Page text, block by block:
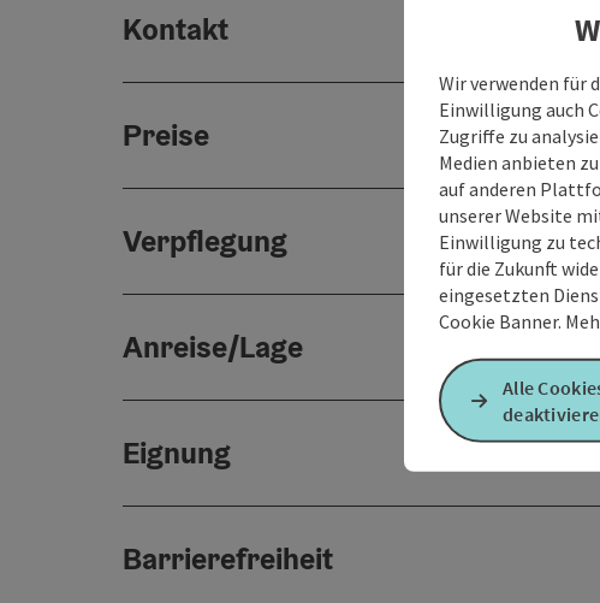
Kontakt
Preise
Verpflegung
Anreise/Lage
Eignung
Barrierefreiheit
Wir verwenden für
Einwilligung auch
Zugriffe zu
Medien anbieten
auf anderen
unserer Website
Einwilligung zu
für die Zukunft
eingesetzten
Cookie Banner.
Alle